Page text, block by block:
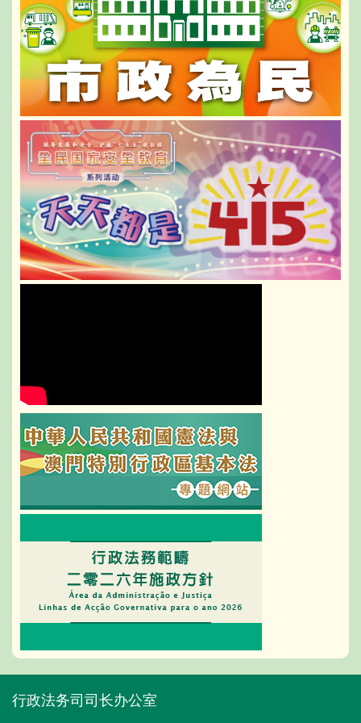
行政法务司司长办公室